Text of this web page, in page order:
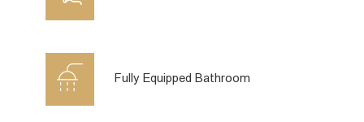
Fully Equipped Bathroom